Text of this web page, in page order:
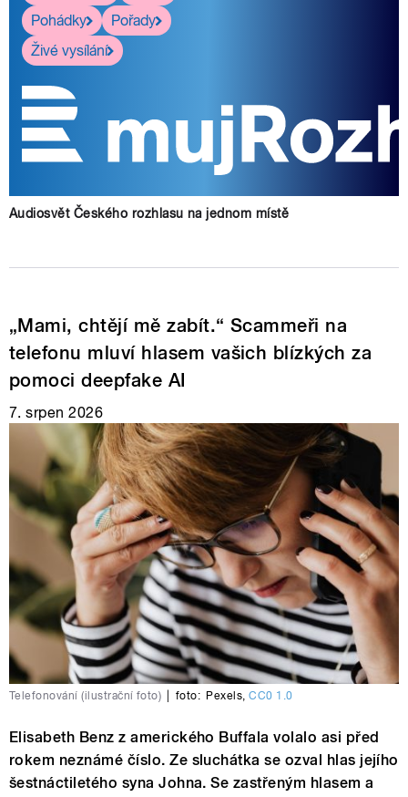
Pohádky
Pořady
Živé vysílání
Audiosvět Českého rozhlasu na jednom místě
„Mami, chtějí mě zabít.“ Scammeři na
telefonu mluví hlasem vašich blízkých za
pomoci deepfake AI
7. srpen 2026
Telefonování (ilustrační foto) foto: Pexels ,CC0 1.0
Elisabeth Benz z amerického Buffala volalo asi před
rokem neznámé číslo. Ze sluchátka se ozval hlas jejího
šestnáctiletého syna Johna. Se zastřeným hlasem a